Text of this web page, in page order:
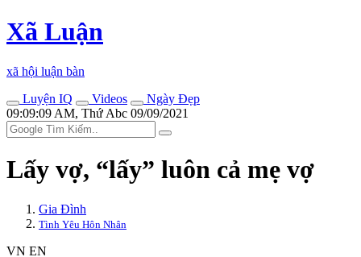
Xã Luận
xã hội luận bàn
Luyện IQ
Videos
Ngày Đẹp
09:09:09 AM, Thứ Abc 09/09/2021
Lấy vợ, “lấy” luôn cả mẹ vợ
Gia Đình
Tình Yêu Hôn Nhân
VN EN